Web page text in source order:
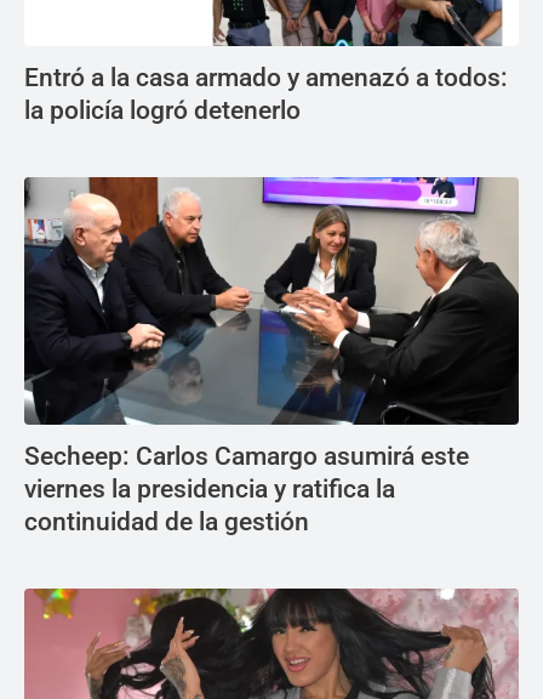
Entró a la casa armado y amenazó a todos:
la policía logró detenerlo
Secheep: Carlos Camargo asumirá este
viernes la presidencia y ratifica la
continuidad de la gestión